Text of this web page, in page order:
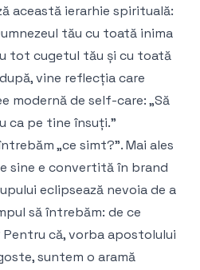
această ierarhie spirituală:
tău cu toată inima
tot cugetul tău și cu toată
vine reflecția care
modernă de self-care: „Să
ca pe tine însuți.”
„ce simt?”. Mai ales
sine e convertită în brand
eclipsează nevoia de a
să întrebăm: de ce
că, vorba apostolului
suntem o aramă